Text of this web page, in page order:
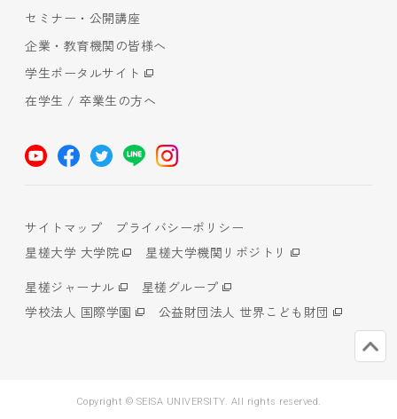
セミナー・公開講座
企業・教育機関の皆様へ
学生ポータルサイト
在学生 / 卒業生の方へ
サイトマップ
プライバシーポリシー
星槎大学 大学院
星槎大学機関リポジトリ
星槎ジャーナル
星槎グループ
学校法人 国際学園
公益財団法人 世界こども財団
Copyright © SEISA UNIVERSITY. All rights reserved.